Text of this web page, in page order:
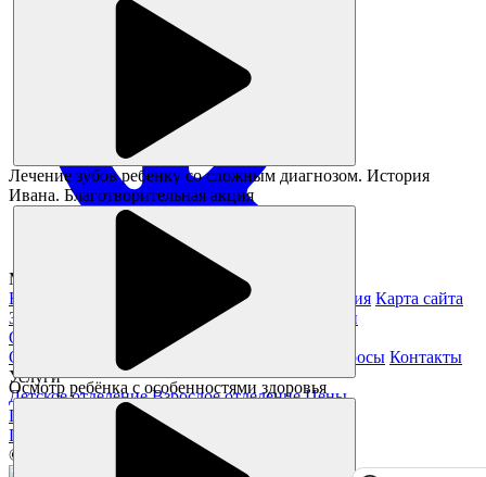
Лечение зубов ребенку со сложным диагнозом. История
Ивана. Благотворительная акция
Осмотр ребёнка с особенностями здоровья
Magickids Новосибирск, 2026
Благотворительность
Юридическая информация Карта сайта
Заявление на получение справки из налоговой
О нас
О клинике
Специалисты Частые вопросы Контакты
Услуги
Детское отделение Взрослое отделение Цены
Полезное
Памятка пациента
Статьи
© Все права защищены.